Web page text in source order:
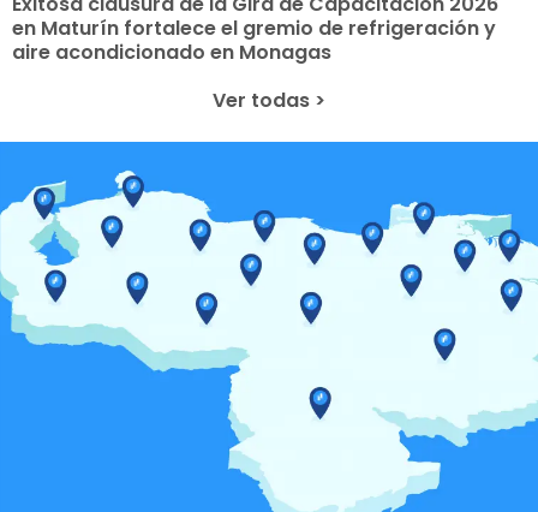
en Maturín fortalece el gremio de refrigeración y
aire acondicionado en Monagas
Ver todas >